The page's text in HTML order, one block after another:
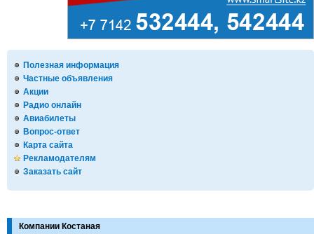
Полезная информация
Частные объявления
Акции
Радио онлайн
Авиабилеты
Вопрос-ответ
Карта сайта
Рекламодателям
Заказать сайт
Компании Костаная